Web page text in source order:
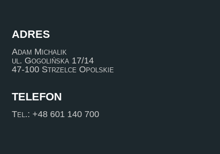
ADRES
Adam Michalik
ul. Gogolińska 17/14
47-100 Strzelce Opolskie
TELEFON
Tel.: +48 601 140 700